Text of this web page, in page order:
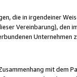
die in irgendeiner
Vereinbarung), den
mit dem